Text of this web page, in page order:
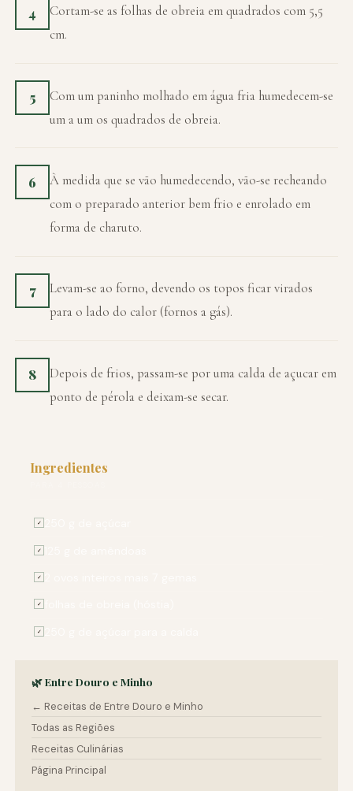
4
Cortam-se as folhas de obreia em quadrados com 5,5
cm.
5
Com um paninho molhado em água fria humedecem-se
um a um os quadrados de obreia.
6
À medida que se vão humedecendo, vão-se recheando
com o preparado anterior bem frio e enrolado em
forma de charuto.
7
Levam-se ao forno, devendo os topos ficar virados
para o lado do calor (fornos a gás).
8
Depois de frios, passam-se por uma calda de açucar em
ponto de pérola e deixam-se secar.
Ingredientes
✓
✓
✓
✓
✓
🌿 Entre Douro e Minho
← Receitas de Entre Douro e Minho
Todas as Regiões
Receitas Culinárias
Página Principal